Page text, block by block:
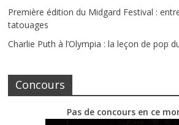
Première édition du Midgard Festival :
tatouages
Charlie Puth à l’Olympia : la leçon de pop
Concours
Pas de concours en ce